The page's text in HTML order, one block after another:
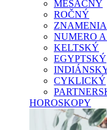
MESAČNY
ROČNÝ
ZNAMENIA
NUMERO
KELTSKÝ
EGYPTSKÝ
CYKLICKÝ
HOROSKOPY